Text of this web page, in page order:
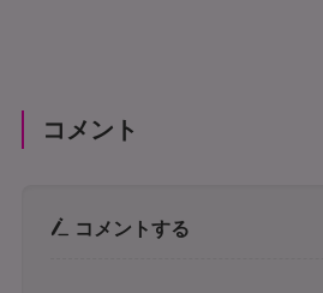
コメント
コメントする